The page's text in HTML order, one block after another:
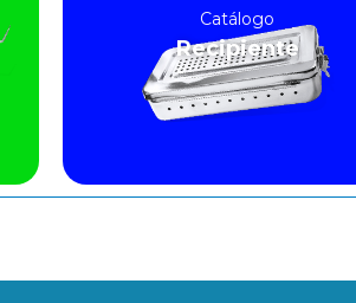
Catálogo
Recipiente